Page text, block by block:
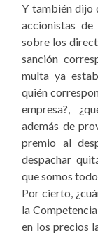
Y también dijo
accionistas de
sobre los
sanción
multa ya
quién
empresa?,
además de
premio al
despachar
que somos
Por cierto,
la
en los precios